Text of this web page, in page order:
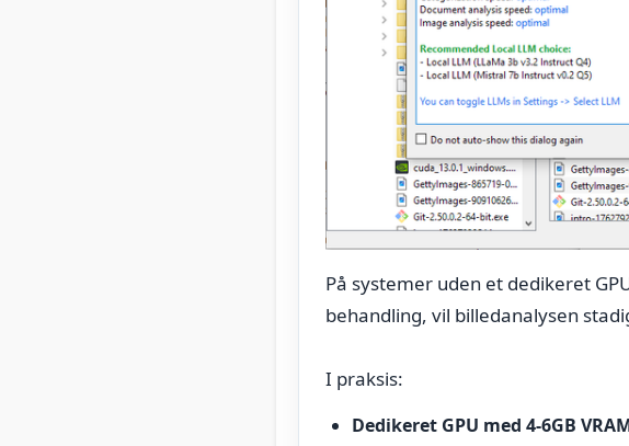
På systemer uden et dedikeret
behandling, vil billedanalysen
I praksis:
Dedikeret GPU med 4-6GB